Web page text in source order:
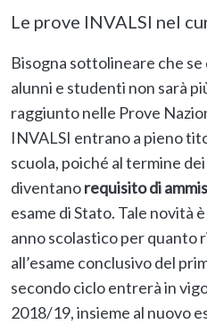
Le prove INVALSI nel
Bisogna sottolineare che se
alunni e studenti non sarà
raggiunto nelle Prove
INVALSI entrano a pieno
scuola, poiché al termine
diventanorequisito di
esame di Stato. Tale novità
anno scolastico per quanto
all’esame conclusivo del
secondo ciclo entrerà in
2018/19, insieme al nuovo